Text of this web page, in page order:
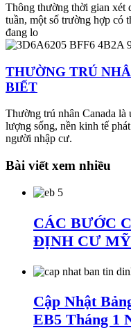
Thông thường thời gian xét
tuần, một số trường hợp có
đang lo
THƯỜNG TRÚ
BIẾT
Thường trú nhân Canada là
lượng sống, nền kinh tế
người nhập cư.
Bài viết xem nhiều
CÁC BƯỚC
ĐỊNH CƯ
Cập Nhật
EB5 Tháng 1